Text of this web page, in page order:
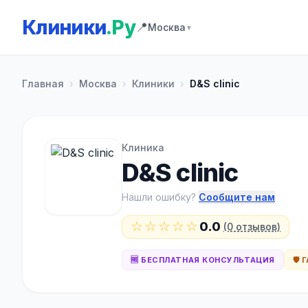
Клиники.Ру📍Москва ▼
Главная › Москва › Клиники › D&S clinic
Клиника
D&S clinic
Нашли ошибку? Сообщите нам
☆☆☆☆☆0.0 (0 отзывов)
🆓 БЕСПЛАТНАЯ КОНСУЛЬТАЦИЯ 🛡️